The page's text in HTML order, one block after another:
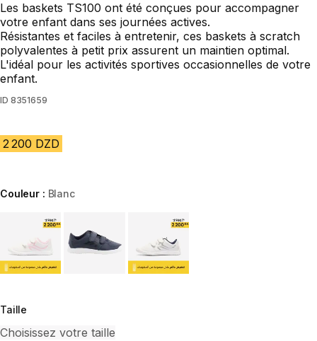
Les baskets TS100 ont été conçues pour accompagner
votre enfant dans ses journées actives.
Résistantes et faciles à entretenir, ces baskets à scratch
polyvalentes à petit prix assurent un maintien optimal.
L'idéal pour les activités sportives occasionnelles de votre
enfant.
ID 8351659
2 200 DZD
Couleur : Blanc
Choose a variant
Taille